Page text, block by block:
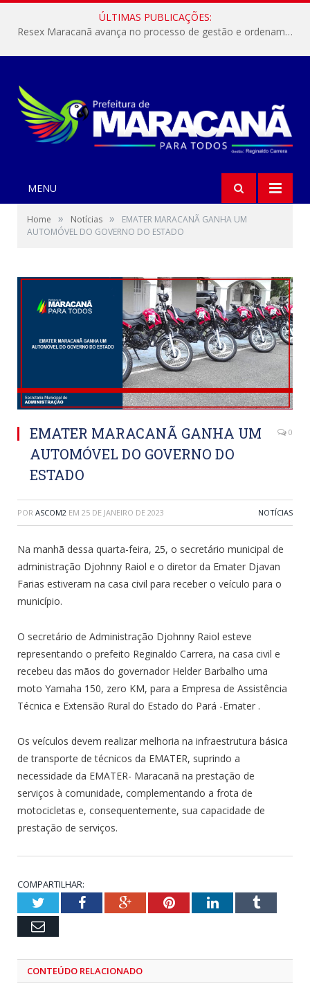
ÚLTIMAS PUBLICAÇÕES:
Resex Maracanã avança no processo de gestão e ordenamento do turismo em nossas áreas protegidas.
MENU
Home » Notícias »
EMATER MARACANÃ GANHA UM
AUTOMÓVEL DO GOVERNO DO ESTADO
EMATER MARACANÃ GANHA UM
AUTOMÓVEL DO GOVERNO DO
ESTADO
0
POR ASCOM2 EM 25 DE JANEIRO DE 2023 NOTÍCIAS
Na manhã dessa quarta-feira, 25, o secretário municipal de
administração Djohnny Raiol e o diretor da Emater Djavan
Farias estiveram na casa civil para receber o veículo para o
município.
O secretário de Administração Djohnny Raiol esteve
representando o prefeito Reginaldo Carrera, na casa civil e
recebeu das mãos do governador Helder Barbalho uma
moto Yamaha 150, zero KM, para a Empresa de Assistência
Técnica e Extensão Rural do Estado do Pará -Emater .
Os veículos devem realizar melhoria na infraestrutura básica
de transporte de técnicos da EMATER, suprindo a
necessidade da EMATER- Maracanã na prestação de
serviços à comunidade, complementando a frota de
motocicletas e, consequentemente, sua capacidade de
prestação de serviços.
COMPARTILHAR:
TwitterFacebookGoogle+PinterestLinkedInTumblr
Email
CONTEÚDO RELACIONADO